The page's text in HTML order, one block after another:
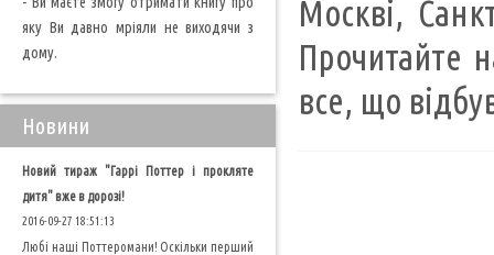
Москві,
Прочитайте
все, що
яку Ви давно мріяли не виходячи з
дому.
Новини
Новий тираж "Гаррі Поттер і прокляте
дитя" вже в дорозі!
2016-09-27 18:51:13
Любі наші Поттеромани! Оскільки перший